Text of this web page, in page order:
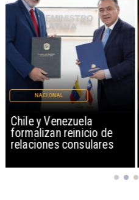
Chile y Venezuela
formalizan reinicio de
relaciones consulares
NACIONAL